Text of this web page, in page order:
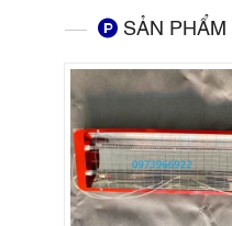
SẢN